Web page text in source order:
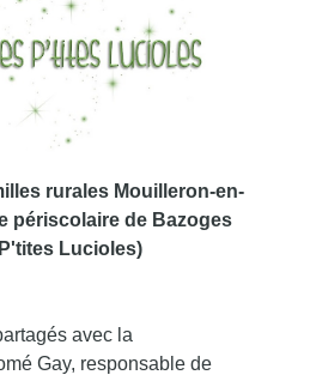
rurales Mouilleron-en-
périscolaire de Bazoges
Lucioles)
avec la
Gay, responsable de